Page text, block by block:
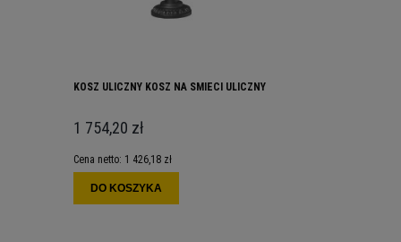
KOSZ ULICZNY KOSZ NA SMIECI ULICZNY
1 754,20 zł
Cena netto: 1 426,18 zł
DO KOSZYKA